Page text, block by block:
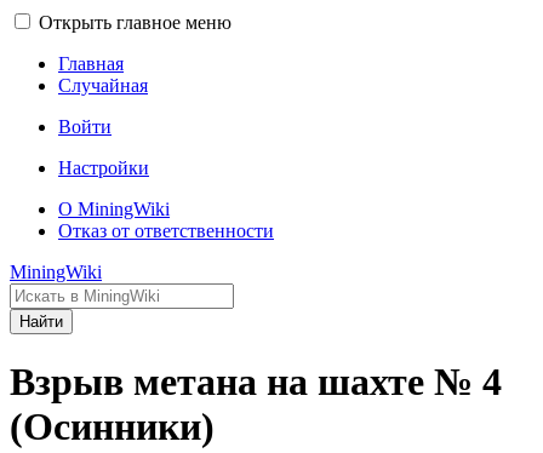
Открыть главное меню
Главная
Случайная
Войти
Настройки
О MiningWiki
Отказ от ответственности
MiningWiki
Найти
Взрыв метана на шахте № 4
(Осинники)